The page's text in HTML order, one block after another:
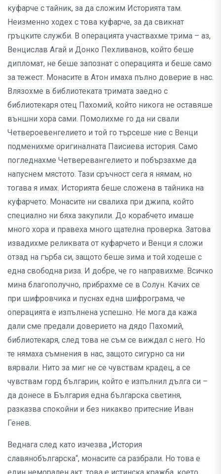
куфарче с тайник, за да сложим Историята там.
Неизменно ходех с това куфарче, за да свикнат
гръцките служби. В операцията участвахме трима – аз,
Венцислав Агай и Донко Пехливанов, който беше
дипломат, не беше запознат с операцията и беше само
за тежест. Монасите в Атон имаха пълно доверие в нас.
Влязохме в библиотеката тримата заедно с
библиотекаря отец Пахомий, който никога не оставяше
външни хора сами. Помолихме го да ни свали
Четвероевенгелието и той го търсеше ние с Венци
подменихме оригиналната Паисиева история. Само
погледнахме Четверевангелието и побързахме да
напуснем мястото. Тази сръчност сега я нямам, но
тогава я имах. Историята беше сложена в тайника на
куфарчето. Монасите ни свалиха при джипа, който
специално ни бяха закупили. До корабчето имаше
много хора и правеха много щателна проверка. Затова
извадихме реликвата от куфарчето и Венци я сложи
отзад на гърба си, защото беше зима и той ходеше с
една свободна риза. И добре, че го направихме. Всичко
мина благополучно, прибрахме се в Солун. Качих се
при шифровчика и пуснах една шифрограма, че
операцията е изпълнена успешно. Не мога да кажа
дали сме предали доверието на дядо Пахомий,
библиотекаря, след това не съм се виждал с него. Но
те нямаха съмнения в нас, защото сигурно са ни
вярвали. Нито за миг не се чувствам крадец, а се
чувствам горд българин, който е изпълнил дълга си –
да донесе в България една българска светиня,
разказва спокойни и без никакво притесние Иван
Генев.
Веднага след като изчезва „История
славянобългарска“, монасите са разбрали. Но това е